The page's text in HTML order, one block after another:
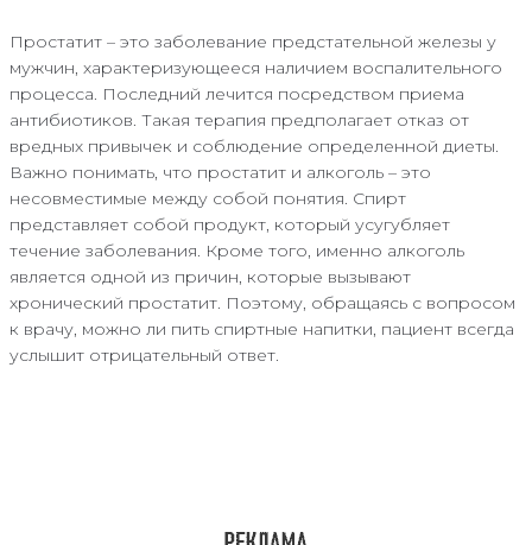
Простатит – это заболевание предстательной железы у
мужчин, характеризующееся наличием воспалительного
процесса. Последний лечится посредством приема
антибиотиков. Такая терапия предполагает отказ от
вредных привычек и соблюдение определенной диеты.
Важно понимать, что простатит и алкоголь – это
несовместимые между собой понятия. Спирт
представляет собой продукт, который усугубляет
течение заболевания. Кроме того, именно алкоголь
является одной из причин, которые вызывают
хронический простатит. Поэтому, обращаясь с вопросом
к врачу, можно ли пить спиртные напитки, пациент всегда
услышит отрицательный ответ.